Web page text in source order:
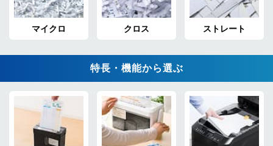
マイクロ クロス ストレート
特長・機能から選ぶ